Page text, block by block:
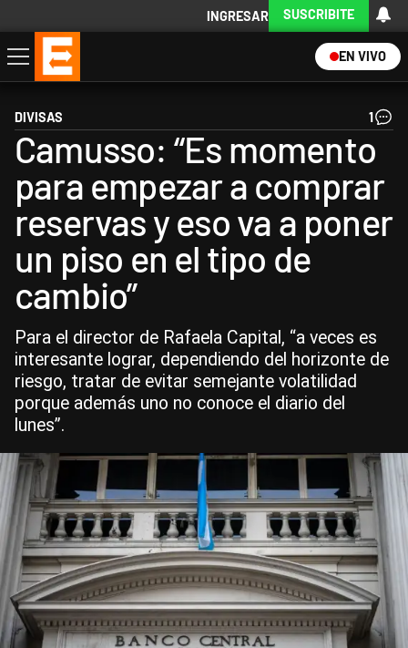
INGRESAR SUSCRIBITE
EN VIVO
Economía
Política
Internacional
Actualidad
Descargá la App
DIVISAS 1
Camusso: “Es momento
para empezar a comprar
reservas y eso va a poner
un piso en el tipo de
cambio”
Para el director de Rafaela Capital, “a veces es
interesante lograr, dependiendo del horizonte de
riesgo, tratar de evitar semejante volatilidad
porque además uno no conoce el diario del
lunes”.